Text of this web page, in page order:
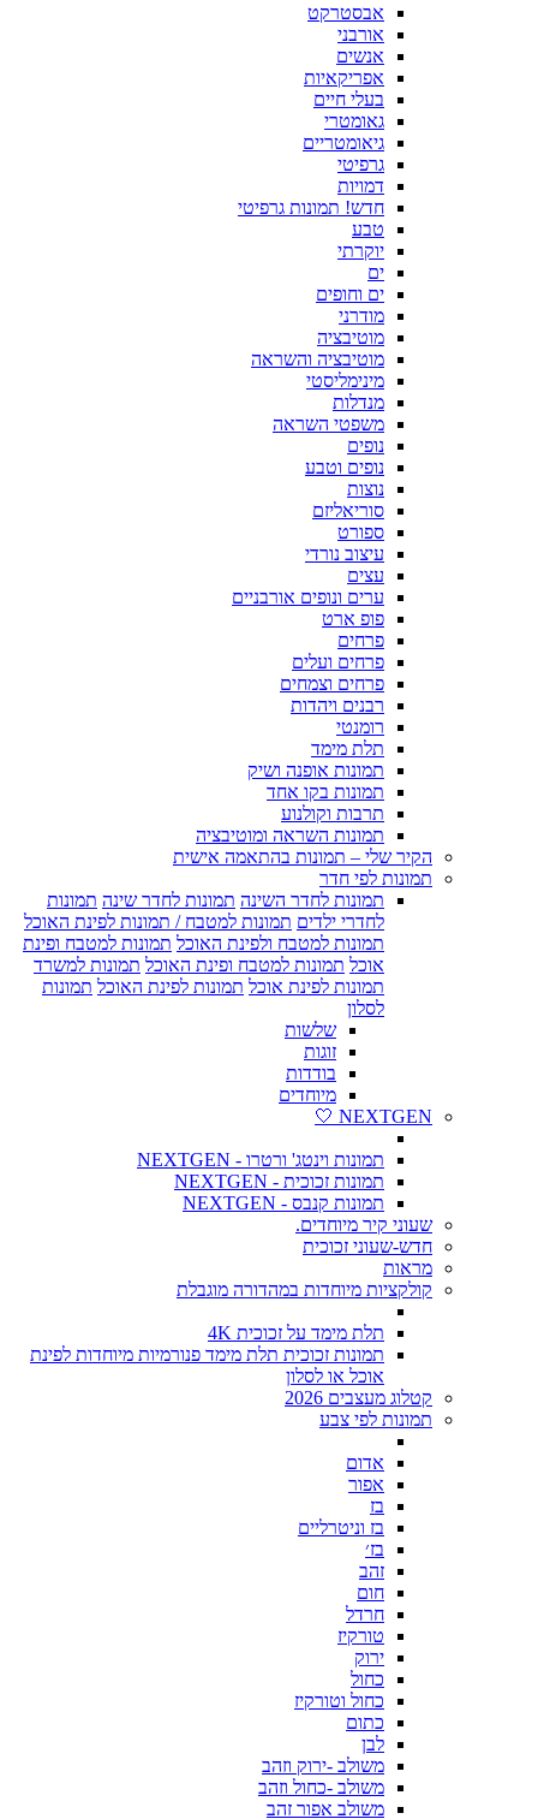
אבסטרקט
אורבני
אנשים
אפריקאיות
בעלי חיים
גאומטרי
גיאומטריים
גרפיטי
דמויות
חדש! תמונות גרפיטי
טבע
יוקרתי
ים
ים וחופים
מודרני
מוטיבציה
מוטיבציה והשראה
מינימליסטי
מנדלות
משפטי השראה
נופים
נופים וטבע
נוצות
סוריאליזם
ספורט
עיצוב נורדי
עצים
ערים ונופים אורבניים
פופ ארט
פרחים
פרחים ועלים
פרחים וצמחים
רבנים ויהדות
רומנטי
תלת מימד
תמונות אופנה ושיק
תמונות בקו אחד
תרבות וקולנוע
תמונות השראה ומוטיבציה
הקיר שלי – תמונות בהתאמה אישית
תמונות לפי חדר
תמונות לחדר השינה תמונות לחדר שינה תמונות
לחדרי ילדים תמונות למטבח / תמונות לפינת האוכל
תמונות למטבח ולפינת האוכל תמונות למטבח ופינת
אוכל תמונות למטבח ופינת האוכל תמונות למשרד
תמונות לפינת אוכל תמונות לפינת האוכל תמונות
לסלון
שלשות
זוגות
בודדות
מיוחדים
NEXTGEN 🤍
תמונות וינטג' ורטרו - NEXTGEN
תמונות זכוכית - NEXTGEN
תמונות קנבס - NEXTGEN
שעוני קיר מיוחדים.
חדש-שעוני זכוכית
מראות
קולקציות מיוחדות במהדורה מוגבלת
תלת מימד על זכוכית 4K
תמונות זכוכית תלת מימד פנורמיות מיוחדות לפינת
אוכל או לסלון
קטלוג מעצבים 2026
תמונות לפי צבע
אדום
אפור
בז
בז וניטרליים
בז׳
זהב
חום
חרדל
טורקיז
ירוק
כחול
כחול וטורקיז
כתום
לבן
משולב -ירוק וזהב
משולב -כחול וזהב
משולב אפור זהב